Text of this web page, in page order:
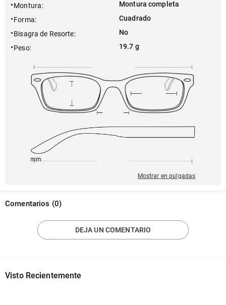
Montura:
Montura completa
Forma:
Cuadrado
Bisagra de Resorte:
No
Peso: 19.7 g
145mm
Mostrar en pulgadas
Comentarios (0)
DEJA UN COMENTARIO
Visto Recientemente